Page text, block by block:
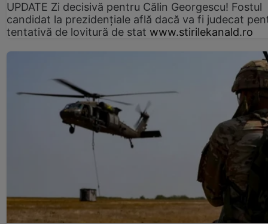
UPDATE Zi decisivă pentru Călin Georgescu! Fostul
candidat la prezidențiale află dacă va fi judecat
tentativă de lovitură de stat www.stirilekanald.ro